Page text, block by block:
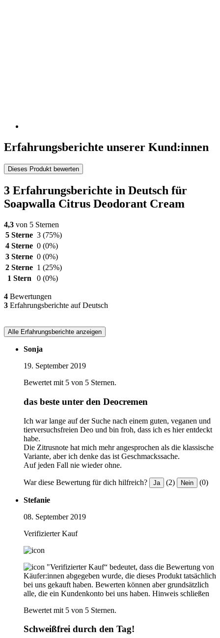
Erfahrungsberichte unserer Kund:innen
Dieses Produkt bewerten
3 Erfahrungsberichte in Deutsch für
Soapwalla Citrus Deodorant Cream
4,3 von 5 Sternen
5 Sterne 3 (75%)
4 Sterne 0 (0%)
3 Sterne 0 (0%)
2 Sterne 1 (25%)
1 Stern
0 (0%)
4 Bewertungen
3 Erfahrungsberichte auf Deutsch
Alle Erfahrungsberichte anzeigen
Sonja
19. September 2019
Bewertet mit 5 von 5 Sternen.
das beste unter den Deocremen
Ich war lange auf der Suche nach einem guten, veganen und
tierversuchsfreien Deo und bin froh, dass ich es hier entdeckt
habe.
Die Zitrusnote hat mich mehr angesprochen als die klassische
Variante, aber ich denke das ist Geschmackssache.
Auf jeden Fall nie wieder ohne.
War diese Bewertung für dich hilfreich? Ja (2) Nein (0)
Stefanie
08. September 2019
Verifizierter Kauf
"Verifizierter Kauf“ bedeutet, dass die Bewertung von
Käufer:innen abgegeben wurde, die dieses Produkt tatsächlich
bei uns gekauft haben. Bewerten können aber grundsätzlich
alle, die ein Kundenkonto bei uns haben. Hinweis schließen
Bewertet mit 5 von 5 Sternen.
Schweißfrei durch den Tag!